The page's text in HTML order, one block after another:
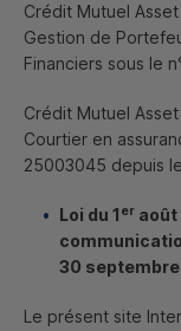
Crédit Mutuel
Gestion de
Financiers sous le
Crédit Mutuel
Courtier en
25003045 depuis
Loi du 1 er août
30 septembre
Le présent site